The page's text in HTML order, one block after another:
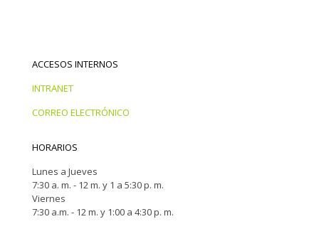
ACCESOS INTERNOS
INTRANET
CORREO ELECTRÓNICO
HORARIOS
Lunes a Jueves
7:30 a. m. - 12 m. y 1 a 5:30 p. m.
Viernes
7:30 a.m. - 12 m. y 1:00 a 4:30 p. m.